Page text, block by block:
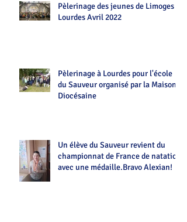
Pèlerinage des jeunes de Limoges
Lourdes Avril 2022
Pèlerinage à Lourdes pour l'école
du Sauveur organisé par la Maison
Diocésaine
Un élève du Sauveur revient du
championnat de France de natation
avec une médaille.Bravo Alexian!